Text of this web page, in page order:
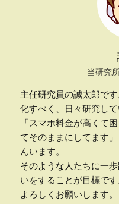
当研究
主任研究員の誠太郎で
化すべく、日々研究して
「スマホ料金が高くて
てそのままにしてます
んいます。
そのような人たちに一
いをすることが目標です
よろしくお願いします。